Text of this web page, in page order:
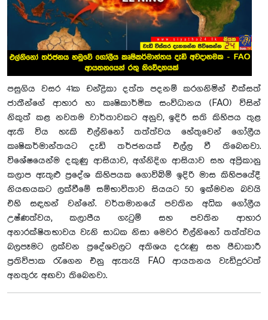
පසුගිය වසර 41ක චන්ද්‍රිකා දත්ත පදනම් කරගනිමින් එක්සත්
ජාතීන්ගේ ආහාර හා කෘෂිකාර්මික සංවිධානය (FAO) විසින්
නිකුත් කළ නවතම වාර්තාවකට අනුව, ඉදිරි සති කිහිපය තුළ
ඇති විය හැකි එල්නිනෝ තත්ත්වය හේතුවෙන් ගෝලීය
කෘෂිකර්මාන්තයට දැඩි තර්ජනයක් එල්ල වී තිබෙනවා.
විශේෂයෙන්ම දකුණු ආසියාව, අග්නිදිග ආසියාව සහ අප්‍රිකානු
කලාප ඇතුළු ප්‍රදේශ කිහිපයක ගොවිබිම් ඉදිරි මාස කිහිපයේදී
නියඟයකට ලක්වීමේ සම්භාවිතාව සියයට 50 ඉක්මවන බවයි
එහි සඳහන් වන්නේ. වර්තමානයේ පවතින අධික ගෝලීය
උෂ්ණත්වය, කලාපීය ගැටුම් සහ පවතින ආහාර
අනාරක්ෂිතභාවය වැනි සාධක නිසා මෙවර එල්නිනෝ තත්ත්වය
බලපෑමට ලක්වන ප්‍රදේශවලට අතිශය දරුණු සහ පීඩාකාරී
ප්‍රතිවිපාක රැගෙන එනු ඇතැයි FAO ආයතනය වැඩිදුරටත්
අනතුරු අඟවා තිබෙනවා.